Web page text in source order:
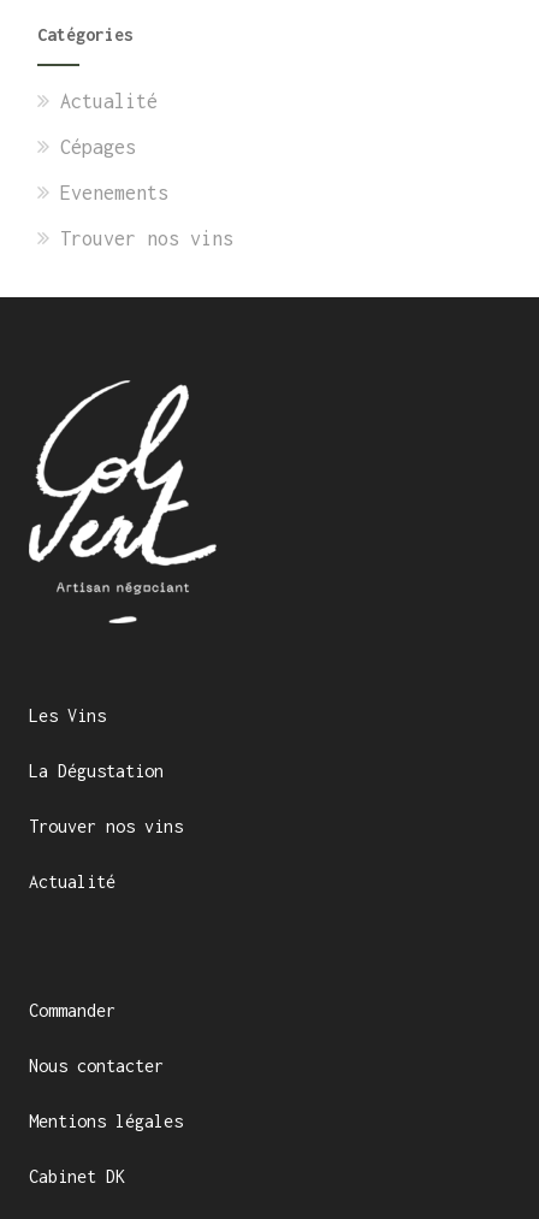
Catégories
Actualité
Cépages
Evenements
Trouver nos vins
Les Vins
La Dégustation
Trouver nos vins
Actualité
Commander
Nous contacter
Mentions légales
Cabinet DK